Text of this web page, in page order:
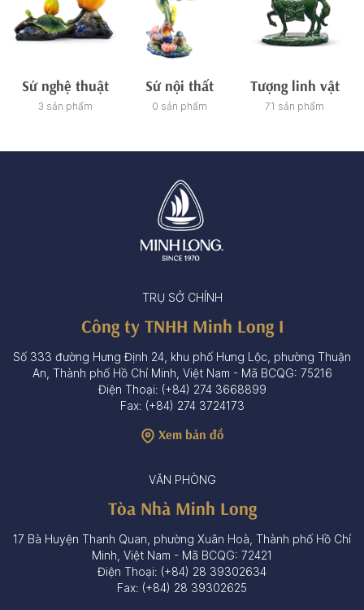
Sứ nghệ thuật
3 sản phẩm
Sứ nội thất
0 sản phẩm
Tượng linh vật
71 sản phẩm
TRỤ SỞ CHÍNH
Công ty TNHH Minh Long I
Số 333 đường Hưng Định 24, khu phố Hưng Lộc, phường Thuận
An, Thành phố Hồ Chí Minh, Việt Nam - Mã BCQG: 75216
Điện Thoại: (+84) 274 3668899
Fax: (+84) 274 3724173
Xem bản đồ
VĂN PHÒNG
Tòa Nhà Minh Long
17 Bà Huyện Thanh Quan, phường Xuân Hoà, Thành phố Hồ Chí
Minh, Việt Nam - Mã BCQG: 72421
Điện Thoại: (+84) 28 39302634
Fax: (+84) 28 39302625